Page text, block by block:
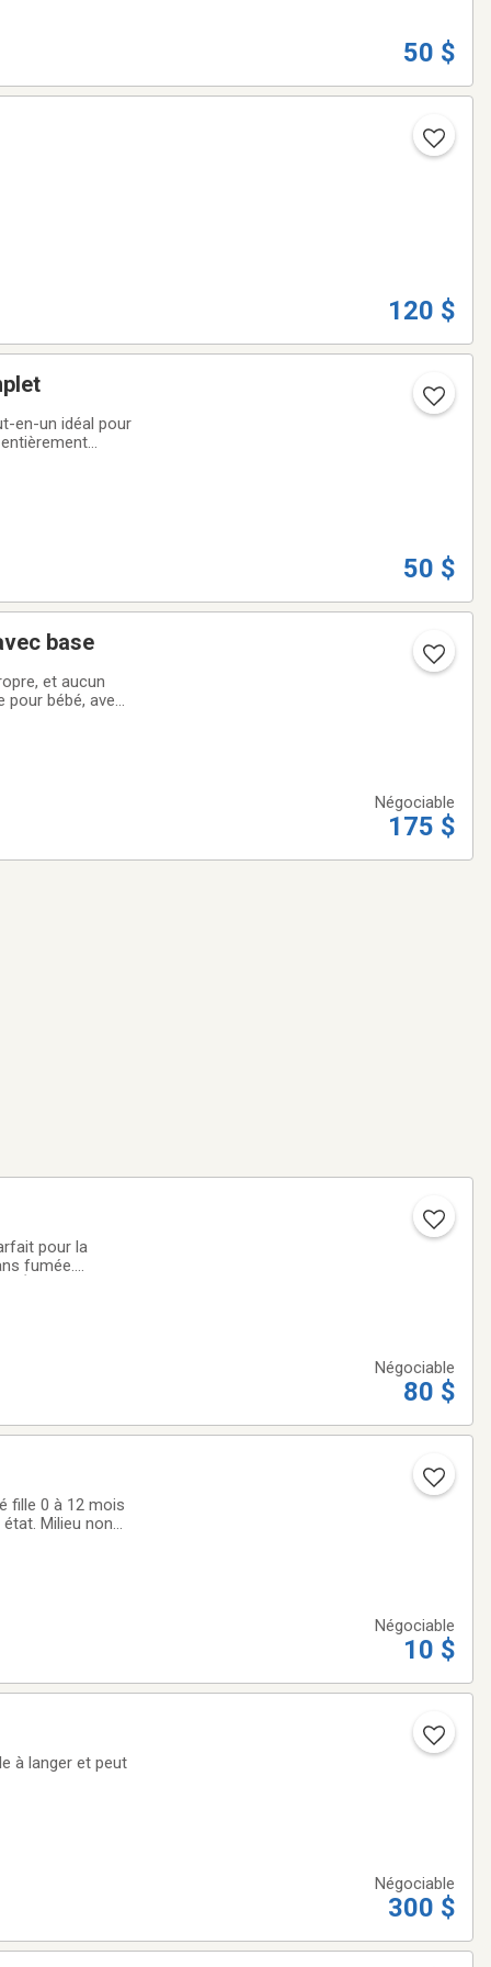
50 $
120 $
en-un idéal pour
50 $
base
et aucun
pour bébé, avec
Négociable
175 $
pour la
fumée.
Négociable
80 $
fille 0 à 12 mois
Milieu non
Négociable
10 $
à langer et peut
Négociable
300 $